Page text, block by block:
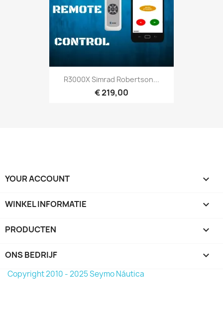
R3000X Simrad Robertson...
€ 219,00
YOUR ACCOUNT 
WINKEL INFORMATIE keyboard_arrow_down
PRODUCTEN 
ONS BEDRIJF 
Copyright 2010 - 2025 Seymo Náutica